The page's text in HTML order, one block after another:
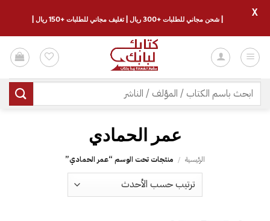
للمحتوى
البحث
عن:
عمر الحمادي
الرئيسية / منتجات تحت الوسم “عمر الحمادي”
| شحن مجاني للطلبات +300 ريال | تغليف مجاني للطلبات +150 ريال |
X